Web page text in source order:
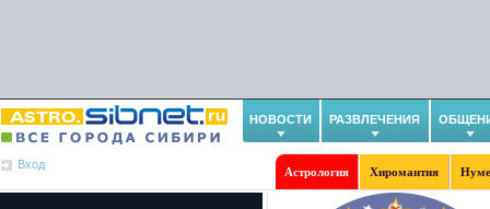
НОВОСТИ РАЗВЛЕЧЕНИЯ
Вход
Астрология Хиромантия